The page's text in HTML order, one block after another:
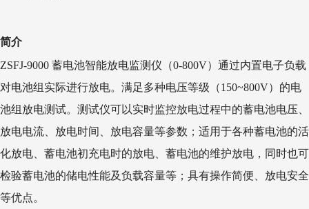
简介
ZSFJ-9000 蓄电池智能放电监测仪（0-800V）通过内置电子负载
对电池组实际进行放电。满足多种电压等级（150~800V）的电
池组放电测试。测试仪可以实时监控放电过程中的蓄电池电压、
放电电流、放电时间、放电容量等参数；适用于各种蓄电池的活
化放电、蓄电池初充电时的放电、蓄电池的维护放电，同时也可
检验蓄电池的储电性能及负载容量等；具有操作简便、放电安全
等优点。